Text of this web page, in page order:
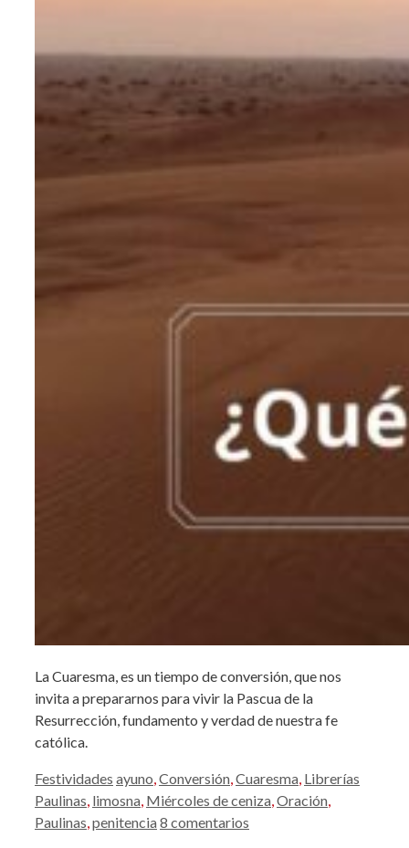
La Cuaresma, es un tiempo de conversión, que nos
invita a prepararnos para vivir la Pascua de la
Resurrección, fundamento y verdad de nuestra fe
católica.
Categorías
Festividades Etiquetas
ayuno Conversión Cuaresma Librerías
Paulinas limosna Miércoles de ceniza Oración
Paulinas penitencia8 comentarios